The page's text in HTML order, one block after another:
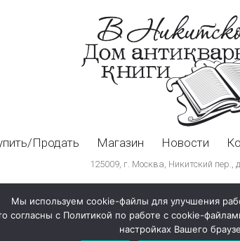
Продать Магазин Новости
125009, г. Москва, Никитский пер.,
Мы используем cookie-файлы для улучшения
согласны с Политикой по работе с cookie-
настройках Вашего